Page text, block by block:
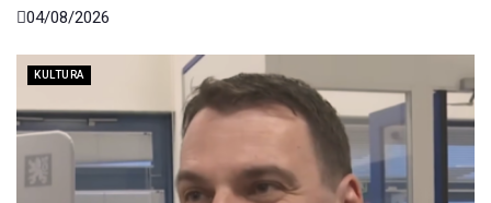
04/08/2026
KULTURA